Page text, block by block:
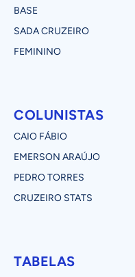
BASE
SADA CRUZEIRO
FEMININO
COLUNISTAS
CAIO FÁBIO
EMERSON ARAÚJO
PEDRO TORRES
CRUZEIRO STATS
TABELAS